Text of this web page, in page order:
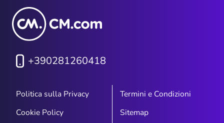
+390281260418
Politica sulla Privacy
Termini e Condizioni
Cookie Policy
Sitemap